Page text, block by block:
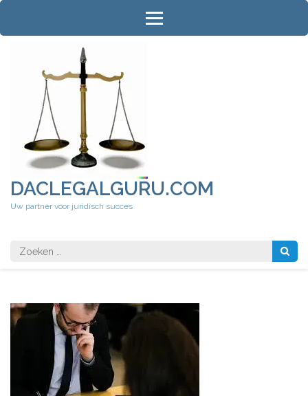
Ga
inhoud
DACLEGALGURU.COM
Uw partner voor juridisch succes
Zoeken
naar: